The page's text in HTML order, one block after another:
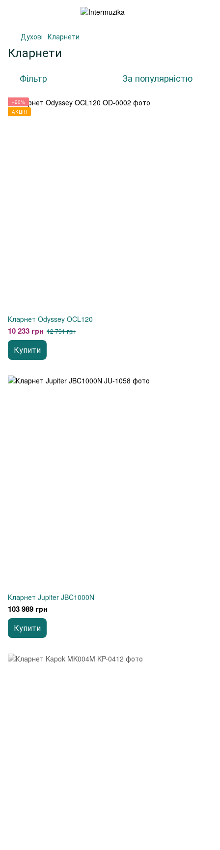
Духові Кларнети
Кларнети
Фільтр За популярністю
−20%
АКЦІЯ
Кларнет Odyssey OCL120
10 233 грн 12 791 грн
Купити
Кларнет Jupiter JBC1000N
103 989 грн
Купити